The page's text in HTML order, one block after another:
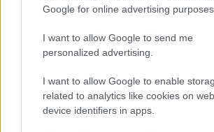
Google for online advertising purposes.
I want to allow Google to send me
personalized advertising.
I want to allow Google to enable
related to analytics like cookies on
device identifiers in apps.
režim zaradi izvedbe prireditve
Kmečki dan v Črni
Do
delna
Dravogradu